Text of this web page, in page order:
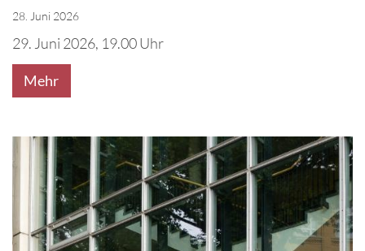
28. Juni 2026
29. Juni 2026, 19.00 Uhr
Mehr